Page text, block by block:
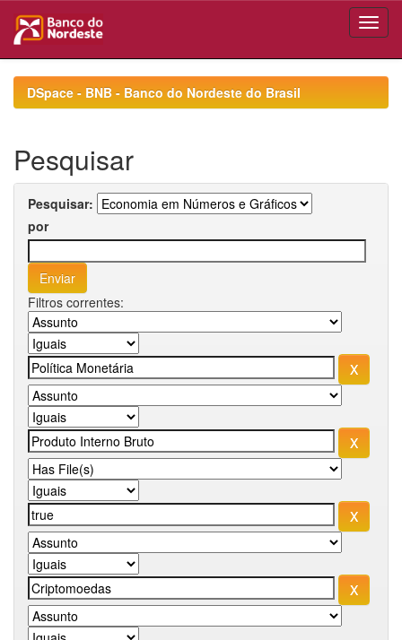
navigationDSpace - BNB - Banco do Nordeste do Brasil
Pesquisar
Pesquisar:
por
Filtros correntes: